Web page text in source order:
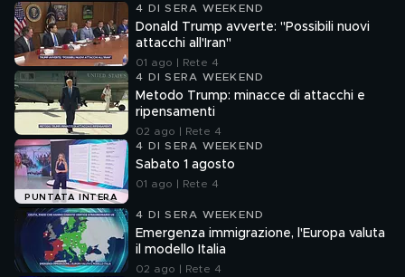
4 DI SERA WEEKEND
Donald Trump avverte: "Possibili nuovi
attacchi all'Iran"
01 ago | Rete 4
4 DI SERA WEEKEND
Metodo Trump: minacce di attacchi e
ripensamenti
02 ago | Rete 4
PUNTATA INTERA
4 DI SERA WEEKEND
Sabato 1 agosto
01 ago | Rete 4
4 DI SERA WEEKEND
Emergenza immigrazione, l'Europa valuta
il modello Italia
02 ago | Rete 4